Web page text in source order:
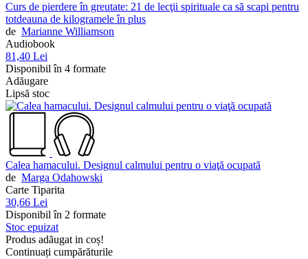
Curs de pierdere în greutate: 21 de lecţii spirituale ca să scapi pentru
totdeauna de kilogramele în plus
de Marianne Williamson
Audiobook
81,40 Lei
Disponibil în 4 formate
Adăugare
Lipsă stoc
Calea hamacului. Designul calmului pentru o viaţă ocupată
de Marga Odahowski
Carte Tiparita
30,66 Lei
Disponibil în 2 formate
Stoc epuizat
Produs adăugat in coș!
Continuați cumpărăturile